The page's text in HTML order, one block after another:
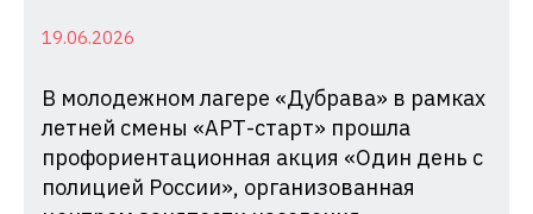
их
при
Администрации
Краснодарского
19.06.2026
В молодежном лагере «Дубрава» в рамках
летней смены «АРТ-старт» прошла
профориентационная акция «Один день с
полицией России», организованная